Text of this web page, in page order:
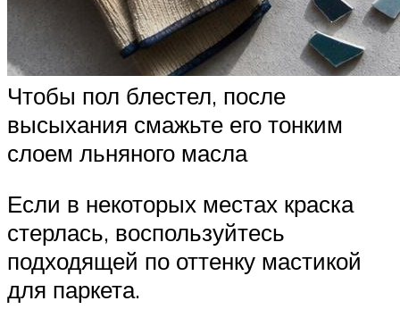
Чтобы пол блестел, после
высыхания смажьте его тонким
слоем льняного масла
Если в некоторых местах краска
стерлась, воспользуйтесь
подходящей по оттенку мастикой
для паркета.